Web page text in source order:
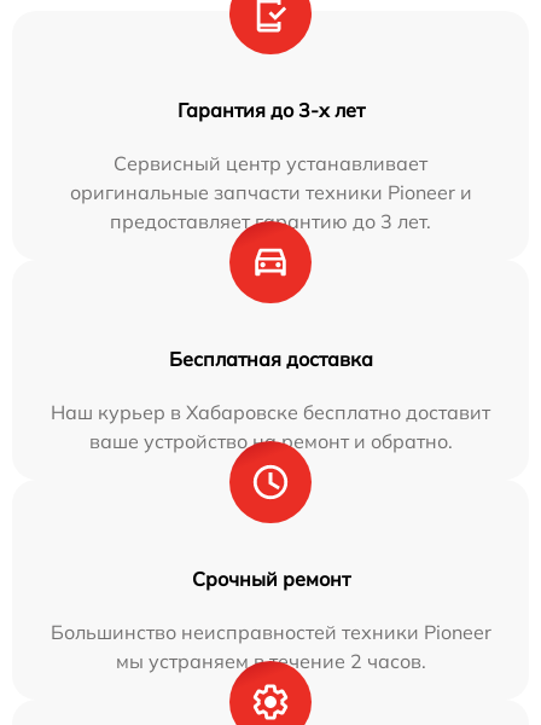
Гарантия до 3-х лет
Сервисный центр устанавливает
оригинальные запчасти техники Pioneer и
предоставляет гарантию до 3 лет.
Бесплатная доставка
Наш курьер в Хабаровске бесплатно доставит
ваше устройство на ремонт и обратно.
Срочный ремонт
Большинство неисправностей техники Pioneer
мы устраняем в течение 2 часов.